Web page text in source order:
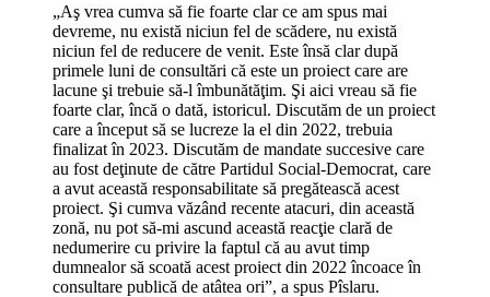
„Aş vrea cumva să fie foarte clar ce am spus mai
devreme, nu există niciun fel de scădere, nu există
niciun fel de reducere de venit. Este însă clar după
primele luni de consultări că este un proiect care are
lacune şi trebuie să-l îmbunătăţim. Şi aici vreau să fie
foarte clar, încă o dată, istoricul. Discutăm de un proiect
care a început să se lucreze la el din 2022, trebuia
finalizat în 2023. Discutăm de mandate succesive care
au fost deţinute de către Partidul Social-Democrat, care
a avut această responsabilitate să pregătească acest
proiect. Şi cumva văzând recente atacuri, din această
zonă, nu pot să-mi ascund această reacţie clară de
nedumerire cu privire la faptul că au avut timp
dumnealor să scoată acest proiect din 2022 încoace în
consultare publică de atâtea ori”, a spus Pîslaru.